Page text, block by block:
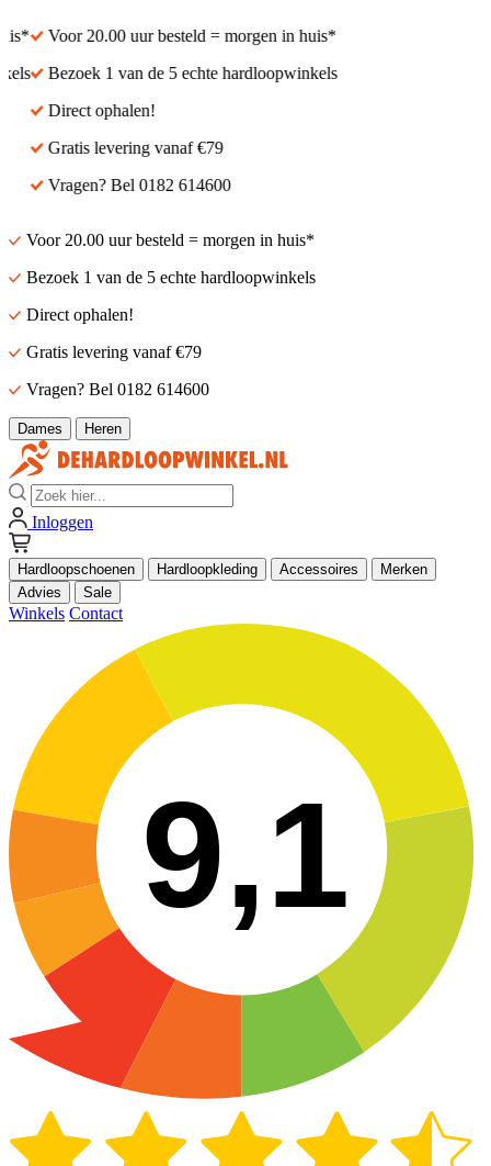
Voor 20.00 uur besteld = morgen in huis*
Bezoek 1 van de 5 echte hardloopwinkels
Direct ophalen!
Gratis levering vanaf €79
Vragen? Bel 0182 614600
Voor 20.00 uur besteld = morgen in huis*
Bezoek 1 van de 5 echte hardloopwinkels
Direct ophalen!
Gratis levering vanaf €79
Vragen? Bel 0182 614600
Dames Heren
Zoek
Inloggen
Hardloopschoenen Hardloopkleding Accessoires
Merken
Advies
Sale
Winkels Contact
9,1